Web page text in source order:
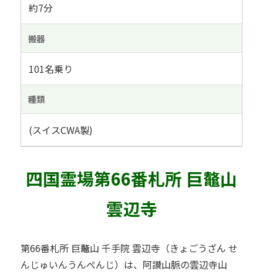
約7分
搬器
101名乗り
種類
(スイスCWA製)
四国霊場第66番札所 巨鼇山
雲辺寺
第66番札所 巨鼇山 千手院 雲辺寺（きょごうざん せ
んじゅいんうんぺんじ）は、阿讃山脈の雲辺寺山